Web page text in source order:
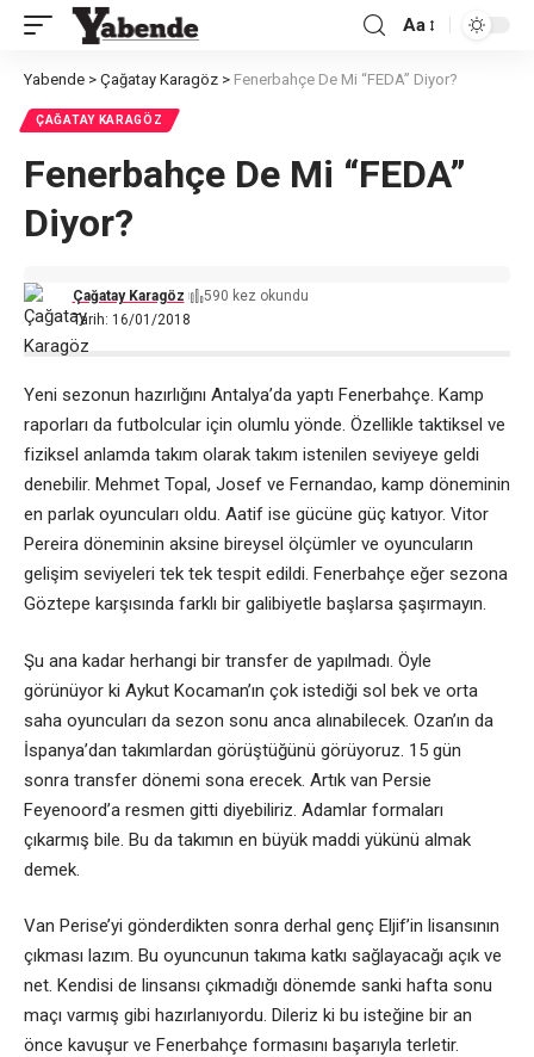
Font
Aa
Yabende > Çağatay Karagöz > Fenerbahçe De Mi “FEDA” Diyor?
ÇAĞATAY KARAGÖZ
Fenerbahçe De Mi “FEDA”
Diyor?
Tarih: 16/01/2018
Çağatay Karagöz 590 kez okundu
Yeni sezonun hazırlığını Antalya’da yaptı Fenerbahçe. Kamp
raporları da futbolcular için olumlu yönde. Özellikle taktiksel ve
fiziksel anlamda takım olarak takım istenilen seviyeye geldi
denebilir. Mehmet Topal, Josef ve Fernandao, kamp döneminin
en parlak oyuncuları oldu. Aatif ise gücüne güç katıyor. Vitor
Pereira döneminin aksine bireysel ölçümler ve oyuncuların
gelişim seviyeleri tek tek tespit edildi. Fenerbahçe eğer sezona
Göztepe karşısında farklı bir galibiyetle başlarsa şaşırmayın.
Şu ana kadar herhangi bir transfer de yapılmadı. Öyle
görünüyor ki Aykut Kocaman’ın çok istediği sol bek ve orta
saha oyuncuları da sezon sonu anca alınabilecek. Ozan’ın da
İspanya’dan takımlardan görüştüğünü görüyoruz. 15 gün
sonra transfer dönemi sona erecek. Artık van Persie
Feyenoord’a resmen gitti diyebiliriz. Adamlar formaları
çıkarmış bile. Bu da takımın en büyük maddi yükünü almak
demek.
Van Perise’yi gönderdikten sonra derhal genç Eljif’in lisansının
çıkması lazım. Bu oyuncunun takıma katkı sağlayacağı açık ve
net. Kendisi de linsansı çıkmadığı dönemde sanki hafta sonu
maçı varmış gibi hazırlanıyordu. Dileriz ki bu isteğine bir an
önce kavuşur ve Fenerbahçe formasını başarıyla terletir.